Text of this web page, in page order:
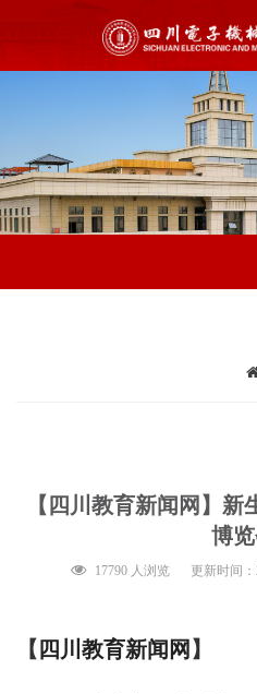
【四川教育新闻网】
博
17790 人浏览 更新时间：
【 四川教育新闻网 】